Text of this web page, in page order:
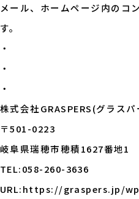
メール、ホームページ内のコ
す。
・
・
・
株式会社GRASPERS(グラスパ
〒501-0223
岐阜県瑞穂市穂積1627番地1
TEL:058-260-3636
URL:https://graspers.jp/